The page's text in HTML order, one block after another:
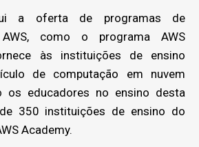
a oferta de programas de
como o programa AWS
às instituições de ensino
de computação em nuvem
os educadores no ensino desta
350 instituições de ensino do
Academy.